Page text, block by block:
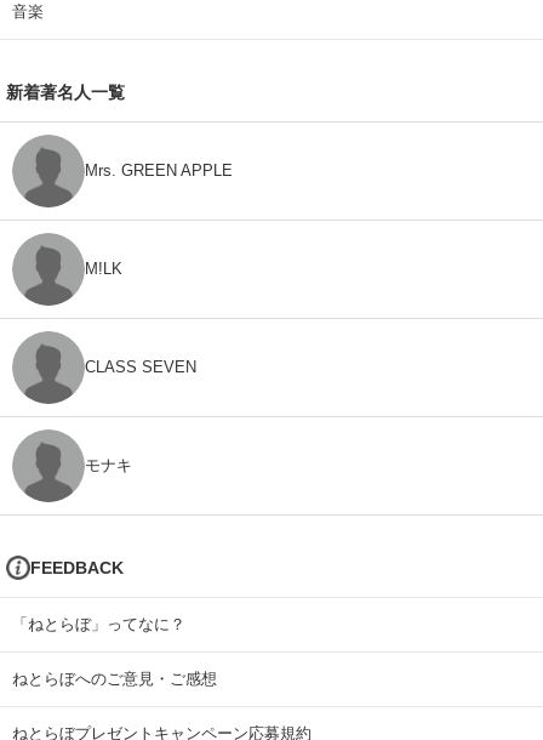
音楽
新着著名人一覧
Mrs. GREEN APPLE
M!LK
CLASS SEVEN
モナキ
FEEDBACK
「ねとらぼ」ってなに？
ねとらぼへのご意見・ご感想
ねとらぼプレゼントキャンペーン応募規約